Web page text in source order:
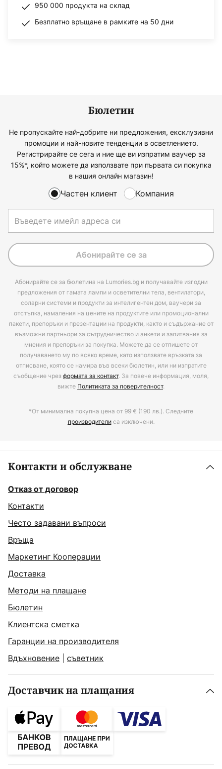
950 000 продукта на склад
Безплатно връщане в рамките на 50 дни
Бюлетин
Не пропускайте най-добрите ни предложения, ексклузивни
промоции и най-новите тенденции в осветлението.
Регистрирайте се сега и ние ще ви изпратим ваучер за
15%*, който можете да използвате при първата си покупка
в нашия онлайн магазин!
Частен клиент Компания
Абонирайте се за
Абонирайте се за бюлетина на Lumories.bg и получавайте изгодни
предложения от гамата лампи и осветителни тела, вентилатори,
соларни системи и продукти за интелигентен дом, ваучери за
отстъпка, намаления на цените на продуктите или промоционални
пакети, препоръки и презентации на продукти, както и съдържание от
възможни партньори за сътрудничество и анкети и запитвания за
мнения и препоръки за покупка. Можете да се отпишете от
получаването му по всяко време, като използвате връзката за
отписване, която се намира във всеки бюлетин, или ни изпратите
съобщение чрезформата за контакт. За повече информация, моля,
вижте Политиката за поверителност.
*От минимална покупна цена от 99 € (190 лв.). Следните
производителиса изключени.
Контакти и обслужване
Отказ от договор
Контакти
Често задавани въпроси
Връща
Маркетинг Кооперации
Доставка
Методи на плащане
Бюлетин
Клиентска сметка
Гаранции на производителя
Вдъхновение
съветник
Доставчик на плащания